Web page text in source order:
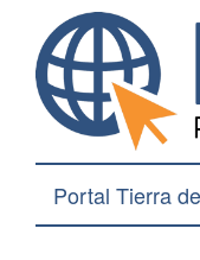
Portal Tierra